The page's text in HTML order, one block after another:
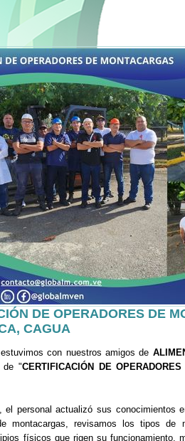
DE OPERADORES DE
CAGUA
con nuestros amigos de
de "CERTIFICACIÓN DE
el personal actualizó sus conocimientos
montacargas, revisamos los tipos de
físicos que rigen su funcionamiento,